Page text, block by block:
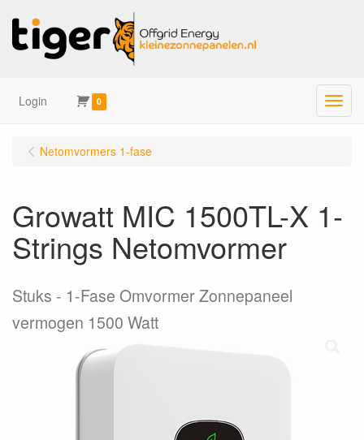
Login 0 Menu
Netomvormers 1-fase
Growatt MIC 1500TL-X 1-
Strings Netomvormer
Stuks
1-Fase Omvormer Zonnepaneel
vermogen 1500 Watt